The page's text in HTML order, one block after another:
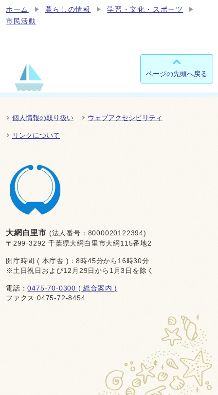
ホーム 暮らしの情報
学習・文化・スポーツ
市民活動
ページの先頭へ戻る
個人情報の取り扱い ウェブアクセシビリティ
リンクについて
大網白里市 (法人番号：8000020122394)
〒299-3292 千葉県大網白里市大網115番地2
開庁時間 ( 本庁舎 )：8時45分から16時30分
※土日祝日および12月29日から1月3日を除く
電話：0475-70-0300 ( 総合案内 )
ファクス:0475-72-8454